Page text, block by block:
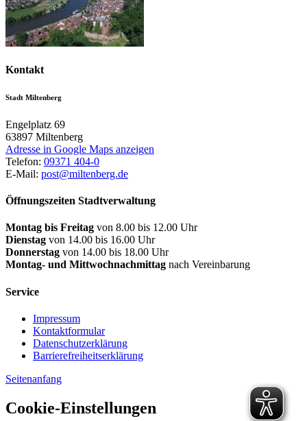
Kontakt
Stadt Miltenberg
Engelplatz 69
63897 Miltenberg
Adresse in Google Maps anzeigen
Telefon: 09371 404-0
E-Mail: post@miltenberg.de
Öffnungszeiten Stadtverwaltung
Montag bis Freitag von 8.00 bis 12.00 Uhr
Dienstag von 14.00 bis 16.00 Uhr
Donnerstag von 14.00 bis 18.00 Uhr
Montag- und Mittwochnachmittag nach Vereinbarung
Service
Impressum
Kontaktformular
Datenschutzerklärung
Barrierefreiheitserklärung
Seitenanfang
Cookie-Einstellungen